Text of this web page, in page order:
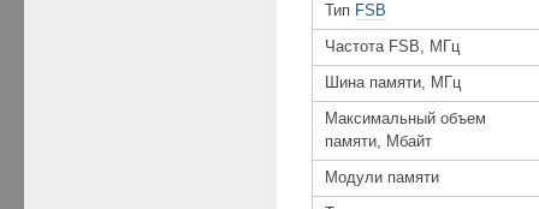
Тип FSB
Частота FSB, МГц
Шина памяти, МГц
Maксимальный объем
памяти, Мбайт
Модули памяти